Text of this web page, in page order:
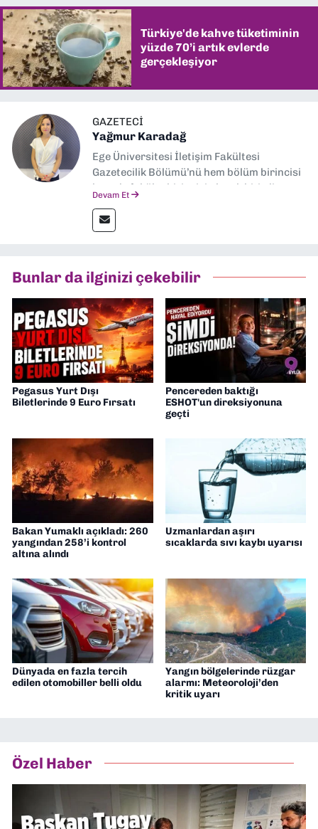
Türkiye'de kahve tüketiminin
yüzde 70’i artık evlerde
gerçekleşiyor
GAZETECI
Yağmur Karadağ
Ege Üniversitesi İletişim Fakültesi
Gazetecilik Bölümü’nü hem bölüm birincisi
hem de fakülte birincisi olarak bitirdim.
İletişim” üzerine yüksek lisans eğitimimi
tamamladım. Halen aynı anabilim dalında
Müdürü” olarak görev almaktayım. Hak
odaklı haberciliğe dair çalışmalar
yapıyorum
Devam Et
Bunlar da ilginizi çekebilir
Pegasus Yurt Dışı
Biletlerinde 9 Euro Fırsatı
Pencereden baktığı
ESHOT'un direksiyonuna
geçti
Bakan Yumaklı açıkladı: 260
yangından 258’i kontrol
altına alındı
Uzmanlardan aşırı
sıcaklarda sıvı kaybı uyarısı
Dünyada en fazla tercih
edilen otomobiller belli oldu
Yangın bölgelerinde rüzgar
alarmı: Meteoroloji’den
kritik uyarı
Özel Haber